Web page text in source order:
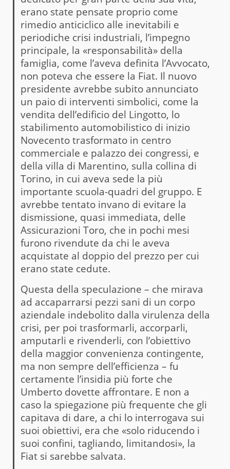
erano state pensate proprio come
rimedio anticiclico alle inevitabili e
periodiche crisi industriali, l’impegno
principale, la «responsabilità» della
famiglia, come l’aveva definita l’Avvocato,
non poteva che essere la Fiat. Il nuovo
presidente avrebbe subito annunciato
un paio di interventi simbolici, come la
vendita dell’edificio del Lingotto, lo
stabilimento automobilistico di inizio
Novecento trasformato in centro
commerciale e palazzo dei congressi, e
della villa di Marentino, sulla collina di
Torino, in cui aveva sede la più
importante scuola-quadri del gruppo. E
avrebbe tentato invano di evitare la
dismissione, quasi immediata, delle
Assicurazioni Toro, che in pochi mesi
furono rivendute da chi le aveva
acquistate al doppio del prezzo per cui
erano state cedute.
Questa della speculazione – che mirava
ad accaparrarsi pezzi sani di un corpo
aziendale indebolito dalla virulenza della
crisi, per poi trasformarli, accorparli,
amputarli e rivenderli, con l’obiettivo
della maggior convenienza contingente,
ma non sempre dell’efficienza – fu
certamente l’insidia più forte che
Umberto dovette affrontare. E non a
caso la spiegazione più frequente che gli
capitava di dare, a chi lo interrogava sui
suoi obiettivi, era che «solo riducendo i
suoi confini, tagliando, limitandosi», la
Fiat si sarebbe salvata.